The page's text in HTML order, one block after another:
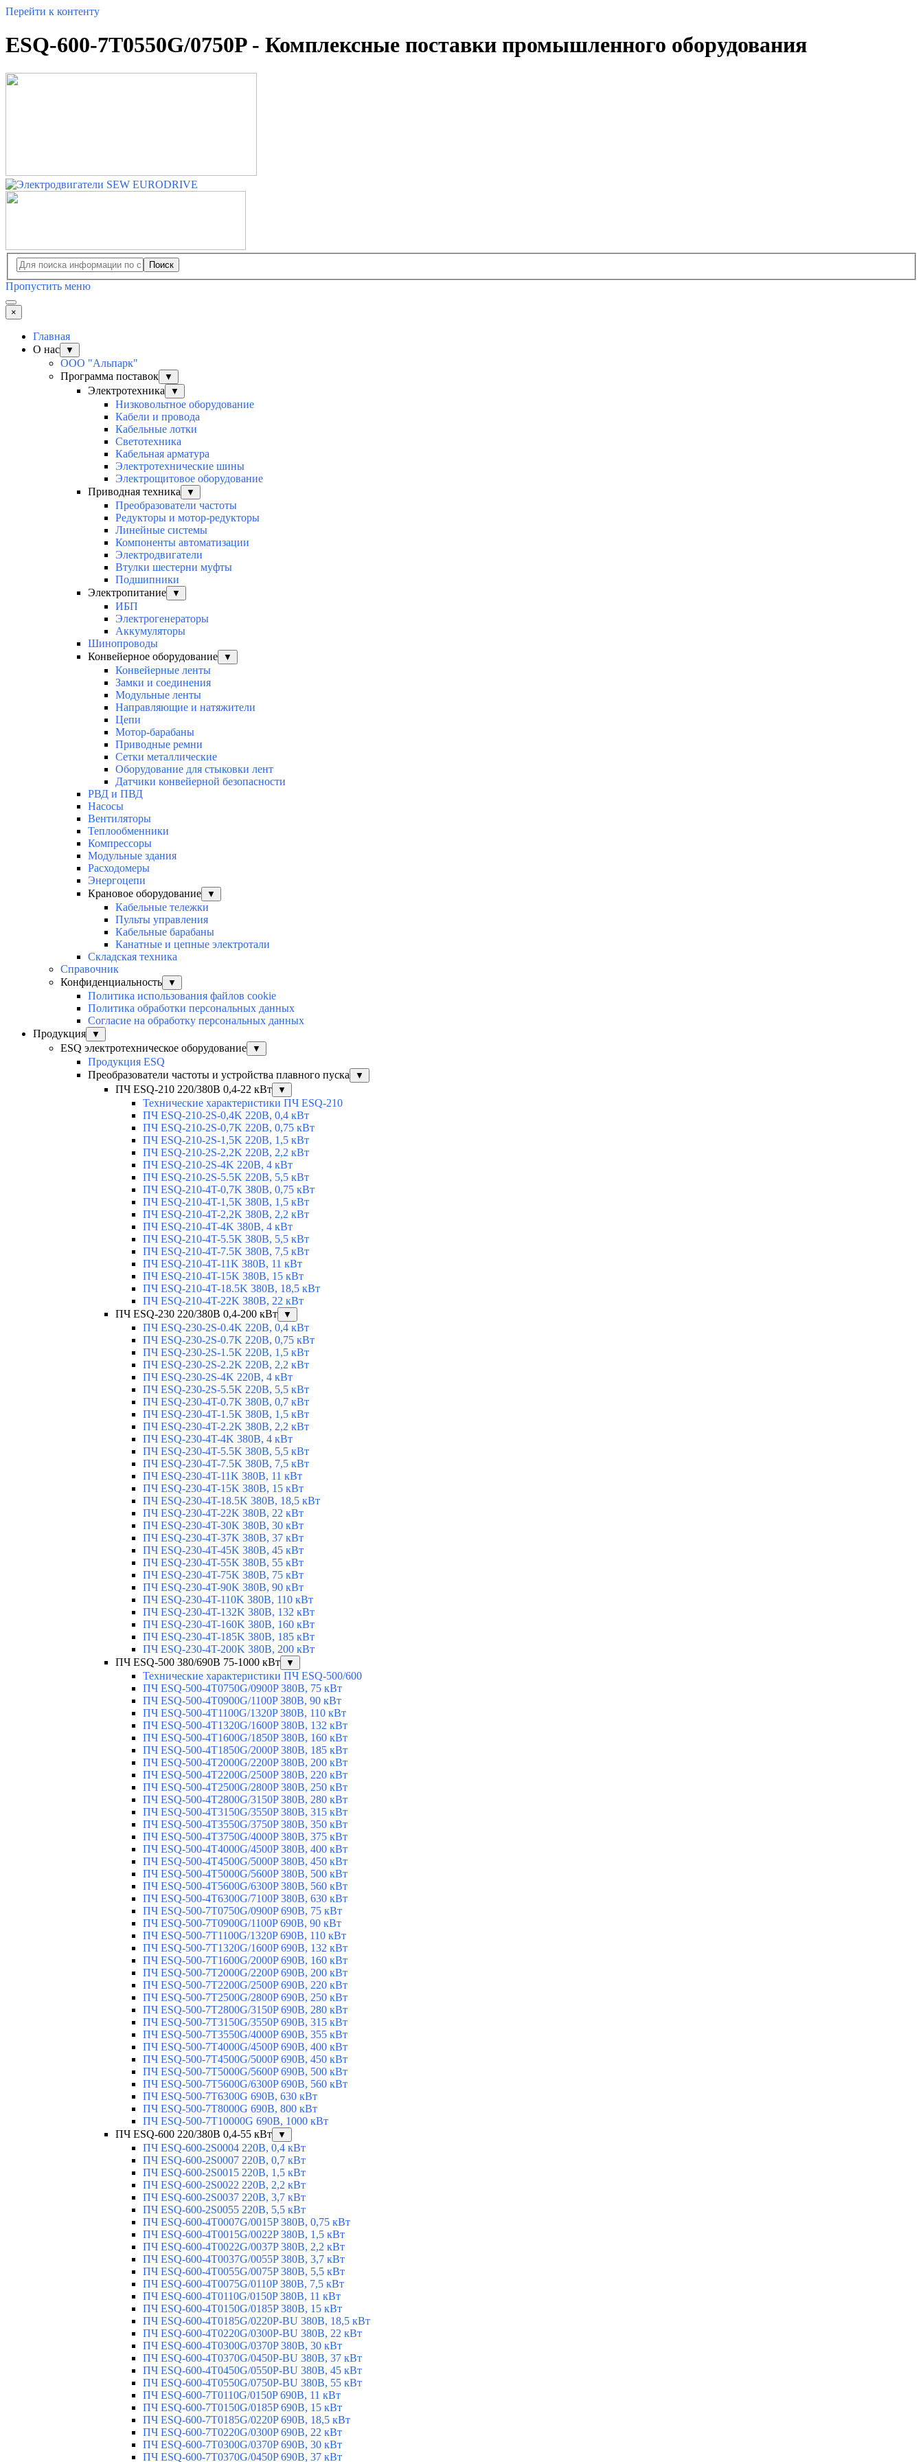
Перейти к контенту
ESQ-600-7T0550G/0750P - Комплексные поставки промышленного оборудования
Поиск
Пропустить меню
×
Главная
О нас
▼
ООО "Альпарк"
Программа поставок
▼
Электротехника ▼
Низковольтное оборудование
Кабели и провода
Кабельные лотки
Светотехника
Кабельная арматура
Электротехнические шины
Электрощитовое оборудование
Приводная техника
▼
Преобразователи частоты
Редукторы и мотор-редукторы
Линейные системы
Компоненты автоматизации
Электродвигатели
Втулки шестерни муфты
Подшипники
Электропитание
▼
ИБП
Электрогенераторы
Аккумуляторы
Шинопроводы
Конвейерное оборудование
▼
Конвейерные ленты
Замки и соединения
Модульные ленты
Направляющие и натяжители
Цепи
Мотор-барабаны
Приводные ремни
Сетки металлические
Оборудование для стыковки лент
Датчики конвейерной безопасности
РВД и ПВД
Насосы
Вентиляторы
Теплообменники
Компрессоры
Модульные здания
Расходомеры
Энергоцепи
Крановое оборудование
▼
Кабельные тележки
Пульты управления
Кабельные барабаны
Канатные и цепные электротали
Складская техника
Справочник
Конфиденциальность
▼
Политика использования файлов cookie
Политика обработки персональных данных
Согласие на обработку персональных данных
Продукция
▼
ESQ электротехническое оборудование ▼
Продукция ESQ
Преобразователи частоты и устройства плавного пуска
▼
ПЧ ESQ-210 220/380В 0,4-22 кВт ▼
Технические характеристики ПЧ ESQ-210
ПЧ ESQ-210-2S-0,4K 220В, 0,4 кВт
ПЧ ESQ-210-2S-0,7K 220В, 0,75 кВт
ПЧ ESQ-210-2S-1,5K 220В, 1,5 кВт
ПЧ ESQ-210-2S-2,2K 220В, 2,2 кВт
ПЧ ESQ-210-2S-4K 220В, 4 кВт
ПЧ ESQ-210-2S-5.5K 220В, 5,5 кВт
ПЧ ESQ-210-4T-0,7K 380В, 0,75 кВт
ПЧ ESQ-210-4T-1,5K 380В, 1,5 кВт
ПЧ ESQ-210-4T-2,2K 380В, 2,2 кВт
ПЧ ESQ-210-4T-4K 380В, 4 кВт
ПЧ ESQ-210-4T-5.5K 380В, 5,5 кВт
ПЧ ESQ-210-4T-7.5K 380В, 7,5 кВт
ПЧ ESQ-210-4T-11K 380В, 11 кВт
ПЧ ESQ-210-4T-15K 380В, 15 кВт
ПЧ ESQ-210-4T-18.5K 380В, 18,5 кВт
ПЧ ESQ-210-4T-22K 380В, 22 кВт
ПЧ ESQ-230 220/380В 0,4-200 кВт
▼
ПЧ ESQ-230-2S-0.4K 220В, 0,4 кВт
ПЧ ESQ-230-2S-0.7K 220В, 0,75 кВт
ПЧ ESQ-230-2S-1.5K 220В, 1,5 кВт
ПЧ ESQ-230-2S-2.2K 220В, 2,2 кВт
ПЧ ESQ-230-2S-4K 220В, 4 кВт
ПЧ ESQ-230-2S-5.5K 220В, 5,5 кВт
ПЧ ESQ-230-4T-0.7K 380В, 0,7 кВт
ПЧ ESQ-230-4T-1.5K 380В, 1,5 кВт
ПЧ ESQ-230-4T-2.2K 380В, 2,2 кВт
ПЧ ESQ-230-4T-4K 380В, 4 кВт
ПЧ ESQ-230-4T-5.5K 380В, 5,5 кВт
ПЧ ESQ-230-4T-7.5K 380В, 7,5 кВт
ПЧ ESQ-230-4T-11K 380В, 11 кВт
ПЧ ESQ-230-4T-15K 380В, 15 кВт
ПЧ ESQ-230-4T-18.5K 380В, 18,5 кВт
ПЧ ESQ-230-4T-22K 380В, 22 кВт
ПЧ ESQ-230-4T-30K 380В, 30 кВт
ПЧ ESQ-230-4T-37K 380В, 37 кВт
ПЧ ESQ-230-4T-45K 380В, 45 кВт
ПЧ ESQ-230-4T-55K 380В, 55 кВт
ПЧ ESQ-230-4T-75K 380В, 75 кВт
ПЧ ESQ-230-4T-90K 380В, 90 кВт
ПЧ ESQ-230-4T-110K 380В, 110 кВт
ПЧ ESQ-230-4T-132K 380В, 132 кВт
ПЧ ESQ-230-4T-160K 380В, 160 кВт
ПЧ ESQ-230-4T-185K 380В, 185 кВт
ПЧ ESQ-230-4T-200K 380В, 200 кВт
ПЧ ESQ-500 380/690В 75-1000 кВт
▼
Технические характеристики ПЧ ESQ-500/600
ПЧ ESQ-500-4T0750G/0900P 380В, 75 кВт
ПЧ ESQ-500-4T0900G/1100P 380В, 90 кВт
ПЧ ESQ-500-4T1100G/1320P 380В, 110 кВт
ПЧ ESQ-500-4T1320G/1600P 380В, 132 кВт
ПЧ ESQ-500-4T1600G/1850P 380В, 160 кВт
ПЧ ESQ-500-4T1850G/2000P 380В, 185 кВт
ПЧ ESQ-500-4T2000G/2200P 380В, 200 кВт
ПЧ ESQ-500-4T2200G/2500P 380В, 220 кВт
ПЧ ESQ-500-4T2500G/2800P 380В, 250 кВт
ПЧ ESQ-500-4T2800G/3150P 380В, 280 кВт
ПЧ ESQ-500-4T3150G/3550P 380В, 315 кВт
ПЧ ESQ-500-4T3550G/3750P 380В, 350 кВт
ПЧ ESQ-500-4T3750G/4000P 380В, 375 кВт
ПЧ ESQ-500-4T4000G/4500P 380В, 400 кВт
ПЧ ESQ-500-4T4500G/5000P 380В, 450 кВт
ПЧ ESQ-500-4T5000G/5600P 380В, 500 кВт
ПЧ ESQ-500-4T5600G/6300P 380В, 560 кВт
ПЧ ESQ-500-4T6300G/7100P 380В, 630 кВт
ПЧ ESQ-500-7T0750G/0900P 690В, 75 кВт
ПЧ ESQ-500-7T0900G/1100P 690В, 90 кВт
ПЧ ESQ-500-7T1100G/1320P 690В, 110 кВт
ПЧ ESQ-500-7T1320G/1600P 690В, 132 кВт
ПЧ ESQ-500-7T1600G/2000P 690В, 160 кВт
ПЧ ESQ-500-7T2000G/2200P 690В, 200 кВт
ПЧ ESQ-500-7T2200G/2500P 690В, 220 кВт
ПЧ ESQ-500-7T2500G/2800P 690В, 250 кВт
ПЧ ESQ-500-7T2800G/3150P 690В, 280 кВт
ПЧ ESQ-500-7T3150G/3550P 690В, 315 кВт
ПЧ ESQ-500-7T3550G/4000P 690В, 355 кВт
ПЧ ESQ-500-7T4000G/4500P 690В, 400 кВт
ПЧ ESQ-500-7T4500G/5000P 690В, 450 кВт
ПЧ ESQ-500-7T5000G/5600P 690В, 500 кВт
ПЧ ESQ-500-7T5600G/6300P 690В, 560 кВт
ПЧ ESQ-500-7T6300G 690В, 630 кВт
ПЧ ESQ-500-7T8000G 690В, 800 кВт
ПЧ ESQ-500-7T10000G 690В, 1000 кВт
ПЧ ESQ-600 220/380В 0,4-55 кВт
▼
ПЧ ESQ-600-2S0004 220В, 0,4 кВт
ПЧ ESQ-600-2S0007 220В, 0,7 кВт
ПЧ ESQ-600-2S0015 220В, 1,5 кВт
ПЧ ESQ-600-2S0022 220В, 2,2 кВт
ПЧ ESQ-600-2S0037 220В, 3,7 кВт
ПЧ ESQ-600-2S0055 220В, 5,5 кВт
ПЧ ESQ-600-4T0007G/0015P 380В, 0,75 кВт
ПЧ ESQ-600-4T0015G/0022P 380В, 1,5 кВт
ПЧ ESQ-600-4T0022G/0037P 380В, 2,2 кВт
ПЧ ESQ-600-4T0037G/0055P 380В, 3,7 кВт
ПЧ ESQ-600-4T0055G/0075P 380В, 5,5 кВт
ПЧ ESQ-600-4T0075G/0110P 380В, 7,5 кВт
ПЧ ESQ-600-4T0110G/0150P 380В, 11 кВт
ПЧ ESQ-600-4T0150G/0185P 380В, 15 кВт
ПЧ ESQ-600-4T0185G/0220P-BU 380В, 18,5 кВт
ПЧ ESQ-600-4T0220G/0300P-BU 380В, 22 кВт
ПЧ ESQ-600-4T0300G/0370P 380В, 30 кВт
ПЧ ESQ-600-4T0370G/0450P-BU 380В, 37 кВт
ПЧ ESQ-600-4T0450G/0550P-BU 380В, 45 кВт
ПЧ ESQ-600-4T0550G/0750P-BU 380В, 55 кВт
ПЧ ESQ-600-7T0110G/0150P 690В, 11 кВт
ПЧ ESQ-600-7T0150G/0185P 690В, 15 кВт
ПЧ ESQ-600-7T0185G/0220P 690В, 18,5 кВт
ПЧ ESQ-600-7T0220G/0300P 690В, 22 кВт
ПЧ ESQ-600-7T0300G/0370P 690В, 30 кВт
ПЧ ESQ-600-7T0370G/0450P 690В, 37 кВт